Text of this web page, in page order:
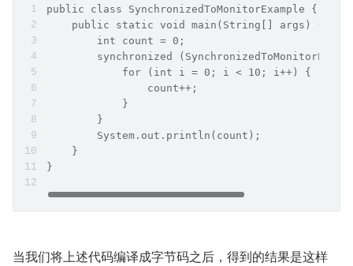
public class SynchronizedToMonitorExample {
    public static void main(String[] args) {
        int count = 0;
synchronized
            for (int i = 0; i < 10; i++) {
                count++;
            }
        }
        System.out.println(count);
    }
}
当我们将上述代码编译成字节码之后，得到的结果是这样